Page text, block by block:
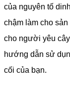
của nguyên tố
chậm làm cho
cho người yêu
hướng dẫn sử
cối của bạn.